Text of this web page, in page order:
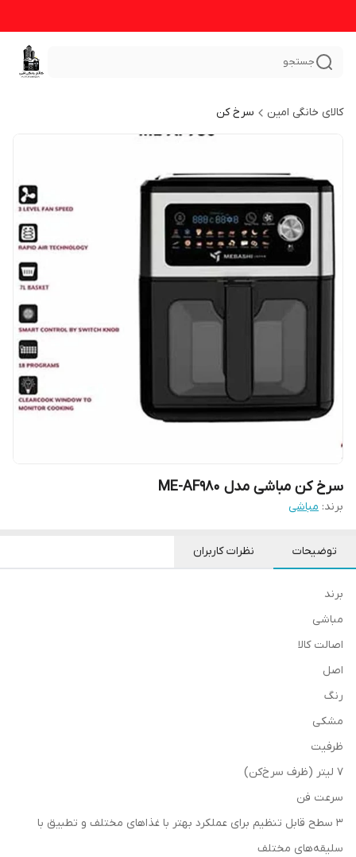
جستجو
کالای خانگی امین سرخ کن
سرخ کن مباشی مدل ME-AF980
برند: مباشی
توضیحات نظرات کاربران
برند
مباشى
اصالت کالا
اصل
رنگ
مشكى
ظرفیت
7 لیتر (ظرف سرخ‌کن)
سرعت فن
3 سطح قابل تنظیم برای عملکرد بهتر با غذاهای مختلف و تطبیق با
سلیقه‌های مختلف